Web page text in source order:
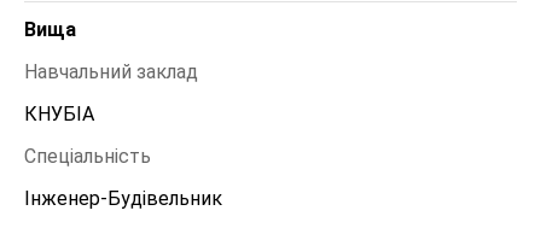
Вища
Навчальний заклад
КНУБІА
Спеціальність
Інженер-Будівельник